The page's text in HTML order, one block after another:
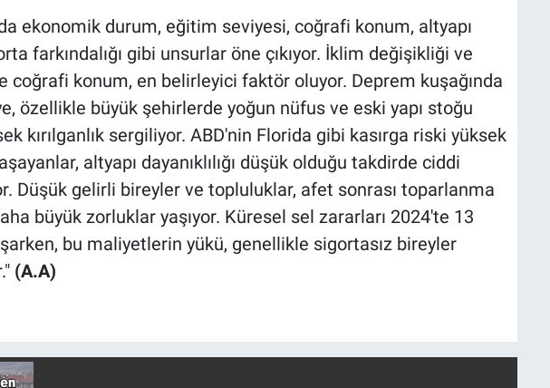
ekonomik durum, eğitim seviyesi, coğrafi konum, altyapı
farkındalığı gibi unsurlar öne çıkıyor. İklim değişikliği ve
coğrafi konum, en belirleyici faktör oluyor. Deprem kuşağında
özellikle büyük şehirlerde yoğun nüfus ve eski yapı stoğu
kırılganlık sergiliyor. ABD'nin Florida gibi kasırga riski yüksek
altyapı dayanıklılığı düşük olduğu takdirde ciddi
Düşük gelirli bireyler ve topluluklar, afet sonrası toparlanma
büyük zorluklar yaşıyor. Küresel sel zararları 2024'te 13
bu maliyetlerin yükü, genellikle sigortasız bireyler
(A.A)